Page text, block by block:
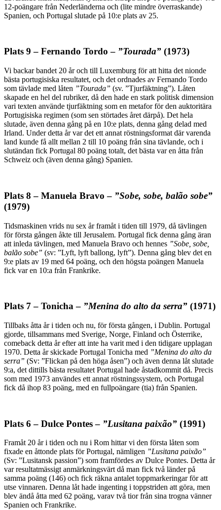
12-poängare från Nederländerna och (lite mindre överraskande)
Spanien, och Portugal slutade på 10:e plats av 25.
Plats 9 – Fernando Tordo – ”Tourada” (1973)
Vi backar bandet 20 år och till Luxemburg för att hitta det nionde
bästa portugisiska resultatet, och det ordnades av Fernando Tordo
som tävlade med låten ”Tourada” (sv. ”Tjurfäktning”). Låten
skapade en hel del rubriker, då den hade en stark politisk dimension
vari texten använde tjurfäktning som en metafor för den auktoritära
Portugisiska regimen (som sen störtades året därpå). Det hela
slutade, även denna gång på en 10:e plats, denna gång delad med
Irland. Under detta år var det ett annat röstningsformat där varenda
land kunde få allt mellan 2 till 10 poäng från sina tävlande, och i
slutändan fick Portugal 80 poäng totalt, det bästa var en åtta från
Schweiz och (även denna gång) Spanien.
Plats 8 – Manuela Bravo – ”Sobe, sobe, balão sobe”
(1979)
Tidsmaskinen vrids nu sex år framåt i tiden till 1979, då tävlingen
för första gången åkte till Jerusalem. Portugal fick denna gång äran
att inleda tävlingen, med Manuela Bravo och hennes ”Sobe, sobe,
balão sobe” (sv: ”Lyft, lyft ballong, lyft”). Denna gång blev det en
9:e plats av 19 med 64 poäng, och den högsta poängen Manuela
fick var en 10:a från Frankrike.
Plats 7 – Tonicha – ”Menina do alto da serra” (1971)
Tillbaks åtta år i tiden och nu, för första gången, i Dublin. Portugal
gjorde, tillsammans med Sverige, Norge, Finland och Österrike,
comeback detta år efter att inte ha varit med i den tidigare upplagan
1970. Detta år skickade Portugal Tonicha med ”Menina do alto da
serra” (Sv: ”Flickan på den höga åsen”) och även denna låt slutade
9:a, det dittills bästa resultatet Portugal hade åstadkommit då. Precis
som med 1973 användes ett annat röstningssystem, och Portugal
fick då ihop 83 poäng, med en fullpoängare (tia) från Spanien.
Plats 6 – Dulce Pontes – ”Lusitana paixão” (1991)
Framåt 20 år i tiden och nu i Rom hittar vi den första låten som
fixade en åttonde plats för Portugal, nämligen ”Lusitana paixão”
(Sv: ”Lusitansk passion”) som framfördes av Dulce Pontes. Detta år
var resultatmässigt anmärkningsvärt då man fick två länder på
samma poäng (146) och fick räkna antalet toppmarkeringar för att
utse vinnaren. Denna låt hade ingenting i toppstriden att göra, men
blev ändå åtta med 62 poäng, varav två tior från sina trogna vänner
Spanien och Frankrike.